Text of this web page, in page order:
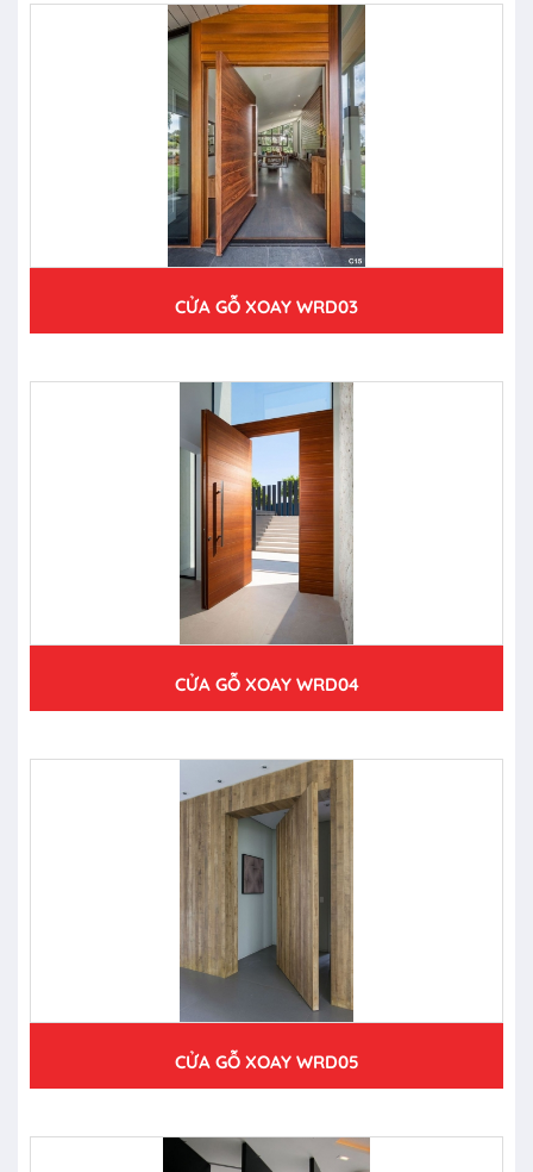
CỬA GỖ XOAY WRD03
CỬA GỖ XOAY WRD04
CỬA GỖ XOAY WRD05